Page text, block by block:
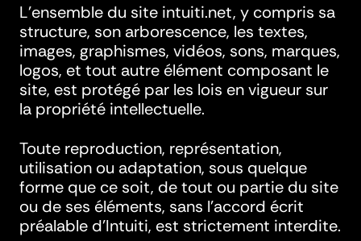
L’ensemble du site intuiti.net, y compris sa
structure, son arborescence, les textes,
images, graphismes, vidéos, sons, marques,
logos, et tout autre élément composant le
site, est protégé par les lois en vigueur sur
la propriété intellectuelle.
Toute reproduction, représentation,
utilisation ou adaptation, sous quelque
forme que ce soit, de tout ou partie du site
ou de ses éléments, sans l’accord écrit
préalable d’Intuiti, est strictement interdite.